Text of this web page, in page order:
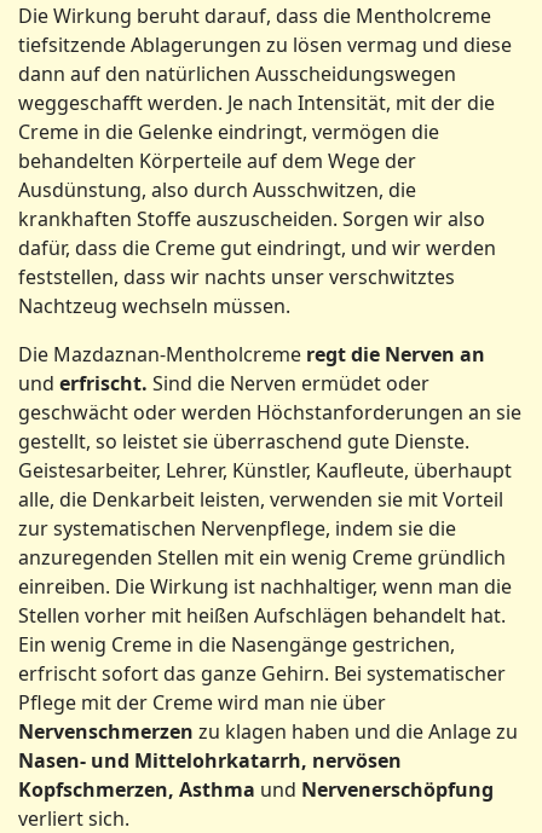
Die Wirkung beruht darauf, dass die Mentholcreme
tiefsitzende Ablagerungen zu lösen vermag und diese
dann auf den natürlichen Ausscheidungswegen
weggeschafft werden. Je nach Intensität, mit der die
Creme in die Gelenke eindringt, vermögen die
behandelten Körperteile auf dem Wege der
Ausdünstung, also durch Ausschwitzen, die
krankhaften Stoffe auszuscheiden. Sorgen wir also
dafür, dass die Creme gut eindringt, und wir werden
feststellen, dass wir nachts unser verschwitztes
Nachtzeug wechseln müssen.
Die Mazdaznan-Mentholcreme regt die Nerven an
und erfrischt. Sind die Nerven ermüdet oder
geschwächt oder werden Höchstanforderungen an sie
gestellt, so leistet sie überraschend gute Dienste.
Geistesarbeiter, Lehrer, Künstler, Kaufleute, überhaupt
alle, die Denkarbeit leisten, verwenden sie mit Vorteil
zur systematischen Nervenpflege, indem sie die
anzuregenden Stellen mit ein wenig Creme gründlich
einreiben. Die Wirkung ist nachhaltiger, wenn man die
Stellen vorher mit heißen Aufschlägen behandelt hat.
Ein wenig Creme in die Nasengänge gestrichen,
erfrischt sofort das ganze Gehirn. Bei systematischer
Pflege mit der Creme wird man nie über
Nervenschmerzen zu klagen haben und die Anlage zu
Nasen- und Mittelohrkatarrh, nervösen
Kopfschmerzen, Asthma und Nervenerschöpfung
verliert sich.